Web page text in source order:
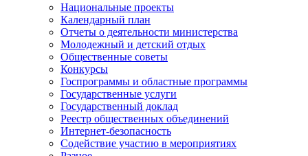
Национальные проекты
Календарный план
Отчеты о деятельности министерства
Молодежный и детский отдых
Общественные советы
Конкурсы
Госпрограммы и областные программы
Государственные услуги
Государственный доклад
Реестр общественных объединений
Интернет-безопасность
Содействие участию в мероприятиях